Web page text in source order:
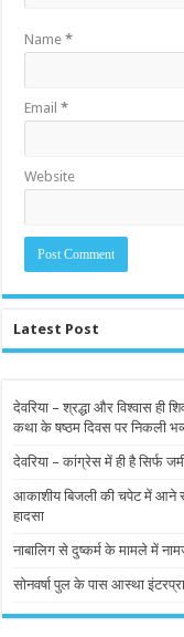
Name*
Email*
Website
Latest Post
देवरिया – श्रद्धा और विश्वास ही
कथा के षष्ठम दिवस पर निकली
देवरिया – कांग्रेस में ही है सिर्फ
आकाशीय बिजली की चपेट में आने
हादसा
नाबालिग से दुष्कर्म के मामले में
सोनवर्षा पुल के पास आस्था